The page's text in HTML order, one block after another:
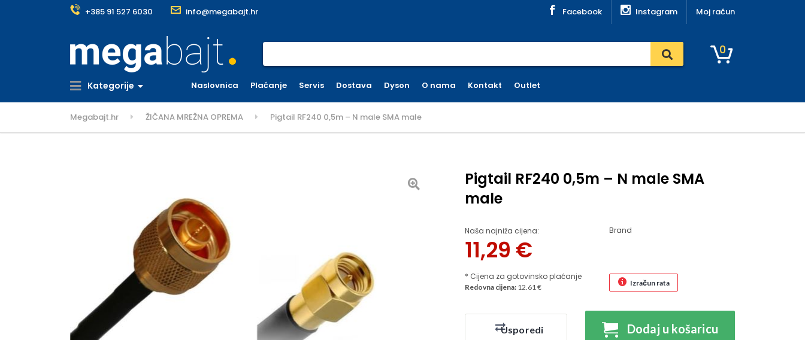
+385 91 527 6030 info@megabajt.hr Facebook Instagram Moj račun
0
Kategorije Naslovnica Plaćanje Servis Dostava Dyson O nama Kontakt Outlet
Megabajt.hr ŽIČANA MREŽNA OPREMA Pigtail RF240 0,5m – N male SMA male
Pigtail RF240 0,5m – N male SMA
male
Naša najniža cijena:
11,29 €
* Cijena za gotovinsko plaćanje
Brand
Redovna cijena: 12.61 € Izračun rata
Usporedi Dodaj u košaricu